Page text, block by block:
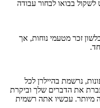
בבואו לבחור עבודה
זכר מטעמי נוחות, אך
נרשמת בהיילרן לכל
את הדברים שלך וביקרת
מיותר. עכשיו אתה רשמית